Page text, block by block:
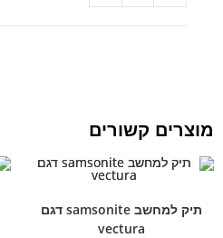
מוצרים קשורים
תיק למחשב samsonite דגם
vectura